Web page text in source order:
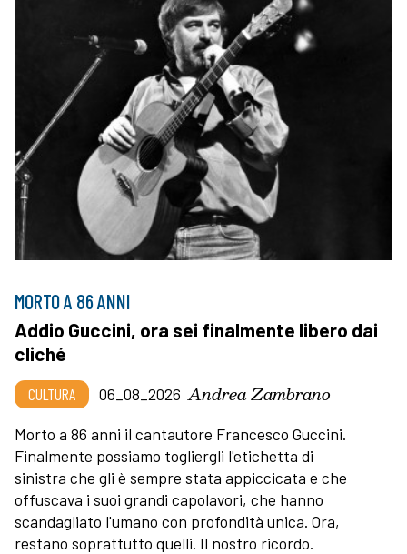
MORTO A 86 ANNI
Addio Guccini, ora sei finalmente libero dai
cliché
CULTURA 06_08_2026 Andrea Zambrano
Morto a 86 anni il cantautore Francesco Guccini.
Finalmente possiamo togliergli l'etichetta di
sinistra che gli è sempre stata appiccicata e che
offuscava i suoi grandi capolavori, che hanno
scandagliato l'umano con profondità unica. Ora,
restano soprattutto quelli. Il nostro ricordo.